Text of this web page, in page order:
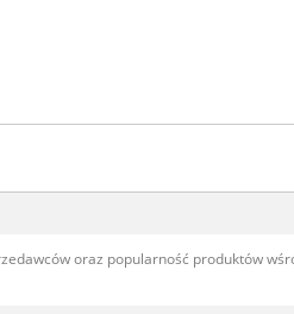
oraz popularność produktów